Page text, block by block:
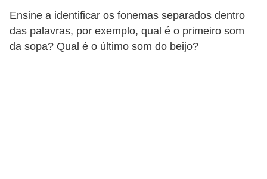
Ensine a identificar os fonemas separados dentro
das palavras, por exemplo, qual é o primeiro som
da sopa? Qual é o último som do beijo?